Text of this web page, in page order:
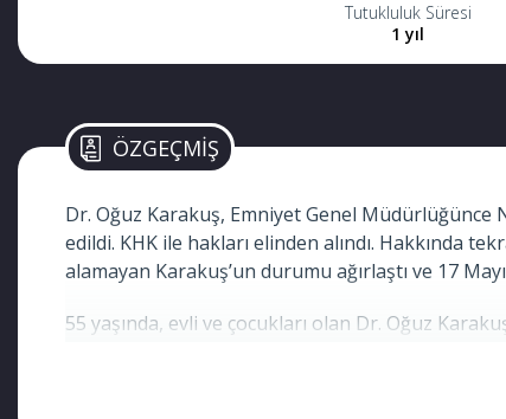
Tutukluluk Süresi
1 yıl
ÖZGEÇMİŞ
Dr. Oğuz Karakuş, Emniyet Genel Müdürlüğünce
edildi. KHK ile hakları elinden alındı. Hakkında
alamayan Karakuş’un durumu ağırlaştı ve 17
55 yaşında, evli ve çocukları olan Dr. Oğuz